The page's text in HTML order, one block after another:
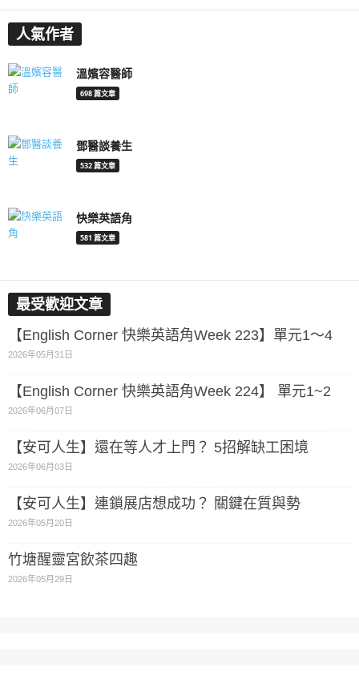
人氣作者
溫嬪容醫師
698 篇文章
鄧醫談養生
532 篇文章
快樂英語角
581 篇文章
最受歡迎文章
【English Corner 快樂英語角Week 223】單元1～4
2026年05月31日
【English Corner 快樂英語角Week 224】 單元1~2
2026年06月07日
【安可人生】還在等人才上門？ 5招解缺工困境
2026年06月03日
【安可人生】連鎖展店想成功？ 關鍵在質與勢
2026年05月20日
竹塘醒靈宮飲茶四趣
2026年05月29日